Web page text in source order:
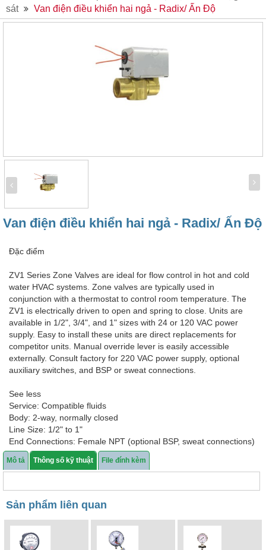
sát
Van điện điều khiển hai ngả - Radix/ Ấn Độ
Van điện điều khiển hai ngả - Radix/ Ấn Độ
Đặc điểm
ZV1 Series Zone Valves are ideal for flow control in hot and cold
water HVAC systems. Zone valves are typically used in
conjunction with a thermostat to control room temperature. The
ZV1 is electrically driven to open and spring to close. Units are
available in 1/2", 3/4", and 1" sizes with 24 or 120 VAC power
supply. Easy to install these units are direct replacements for
competitor units. Manual override lever is easily accessible
externally. Consult factory for 220 VAC power supply, optional
auxiliary switches, and BSP or sweat connections.
See less
Service: Compatible fluids
Body: 2-way, normally closed
Line Size: 1/2" to 1"
End Connections: Female NPT (optional BSP, sweat connections)
Pressure Limits: Maximum: 300 psi (20.7 bar); Close-off: 1/2" to
3/4": 22 psi (1.5 bar), 1": 14.5 psi (1 bar)
to 201°F (0 to 94°C)
Wetted Materials: Brass, stainless steel, NBR
Flow Characteristic: Quick opening
Power Requirements: 120 VAC or 24 VAC, ±10%, 50/60 Hz,
(optional 220 VAC)
Mô tả Thông số kỹ thuật File đính kèm
Sản phẩm liên quan